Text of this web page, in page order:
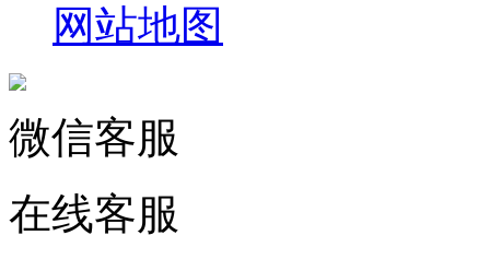
网站地图
微信客服
在线客服